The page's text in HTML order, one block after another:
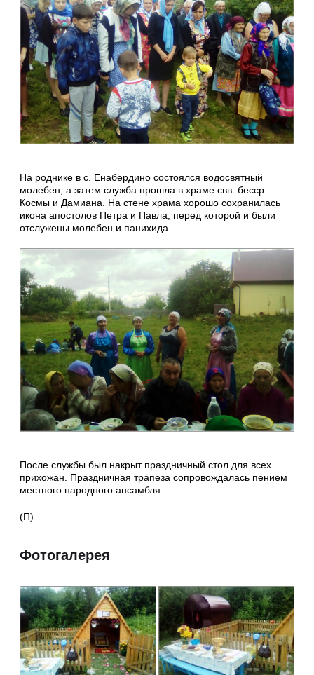
На роднике в с. Енабердино состоялся водосвятный
молебен, а затем служба прошла в храме свв. бесср.
Космы и Дамиана. На стене храма хорошо сохранилась
икона апостолов Петра и Павла, перед которой и были
отслужены молебен и панихида.
После службы был накрыт праздничный стол для всех
прихожан. Праздничная трапеза сопровождалась пением
местного народного ансамбля.
(П)
Фотогалерея